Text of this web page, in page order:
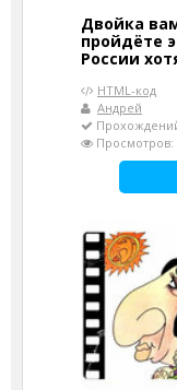
Двойка
пройдёте
России
HTML-код
Андрей
Просмотров: